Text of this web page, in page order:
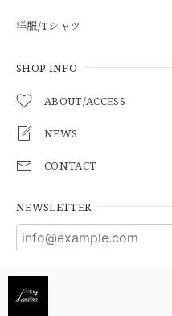
洋服/Tシャツ
SHOP INFO
ABOUT/ACCESS
NEWS
CONTACT
NEWSLETTER